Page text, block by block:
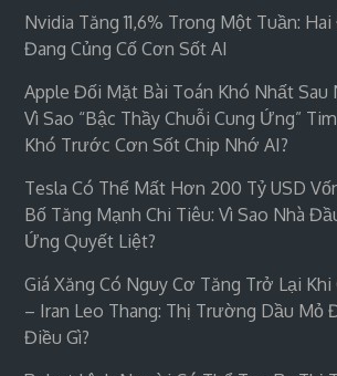
Nvidia Tăng 11,6% Trong Một Tuần:
Đang Củng Cố Cơn Sốt AI
Apple Đối Mặt Bài Toán Khó Nhất Sau
Vì Sao “bậc Thầy Chuỗi Cung Ứng”
Khó Trước Cơn Sốt Chip Nhớ AI?
Tesla Có Thể Mất Hơn 200 Tỷ USD
Bố Tăng Mạnh Chi Tiêu: Vì Sao Nhà
Ứng Quyết Liệt?
Giá Xăng Có Nguy Cơ Tăng Trở Lại
– Iran Leo Thang: Thị Trường Dầu Mỏ
Điều Gì?